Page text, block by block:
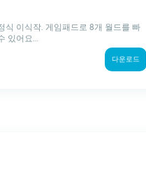
식 이식작. 게임패드로 8개 월드를 빠
있어요...
다운로드